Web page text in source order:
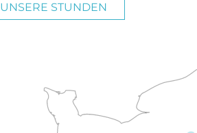
UNSERE STUNDEN